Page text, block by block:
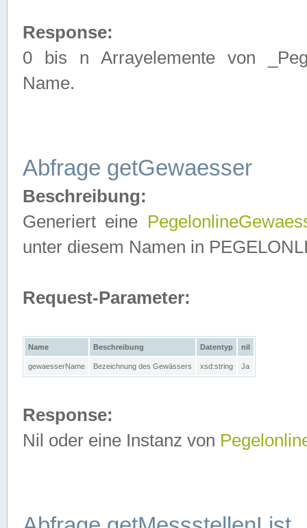
Response:
0 bis n Arrayelemente von
Name.
Abfrage getGewaesser
Beschreibung:
Generiert eine
unter diesem Namen in
Request-Parameter:
Name Beschreibung Datentyp nil
gewaesserName Bezeichnung des Gewässers xsd:string Ja
Response:
Nil oder eine Instanz von